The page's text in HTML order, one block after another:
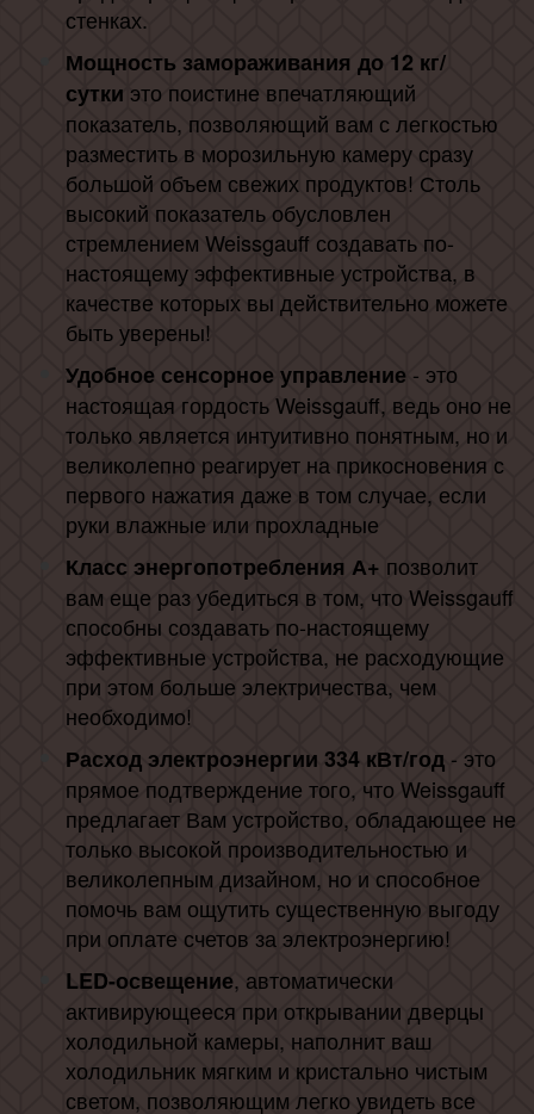
стенках.
Мощность замораживания до 12 кг/
сутки это поистине впечатляющий
показатель, позволяющий вам с легкостью
разместить в морозильную камеру сразу
большой объем свежих продуктов! Столь
высокий показатель обусловлен
стремлением Weissgauff создавать по-
настоящему эффективные устройства, в
качестве которых вы действительно можете
быть уверены!
Удобное сенсорное управление - это
настоящая гордость Weissgauff, ведь оно не
только является интуитивно понятным, но и
великолепно реагирует на прикосновения с
первого нажатия даже в том случае, если
руки влажные или прохладные
Класс энергопотребления А+ позволит
вам еще раз убедиться в том, что Weissgauff
способны создавать по-настоящему
эффективные устройства, не расходующие
при этом больше электричества, чем
необходимо!
Расход электроэнергии 334 кВт/год - это
прямое подтверждение того, что Weissgauff
предлагает Вам устройство, обладающее не
только высокой производительностью и
великолепным дизайном, но и способное
помочь вам ощутить существенную выгоду
при оплате счетов за электроэнергию!
LED-освещение, автоматически
активирующееся при открывании дверцы
холодильной камеры, наполнит ваш
холодильник мягким и кристально чистым
светом, позволяющим легко увидеть все